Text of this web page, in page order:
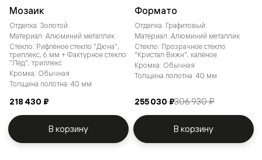
Мозаик
Отделка: Золотой
Материал: Алюминий металлик
Стекло: Рифлёное стекло "Дюна",
триплекс, 6 мм + Фактурное стекло
"Лёд", триплекс
Кромка: Обычная
Толщина полотна: 40 мм
218 430 ₽
В корзину
Формато
Отделка: Графитовый
Материал: Алюминий металлик
Стекло: Прозрачное стекло
"Кристал Вижн", калёное
Кромка: Обычная
Толщина полотна: 40 мм
255 030 ₽306 930 ₽
В корзину